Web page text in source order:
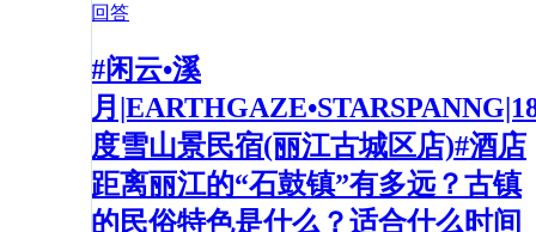
回答
#闲云•溪
月
度雪山景民宿(丽江古城区店)#酒店
距离丽江的“石鼓镇”有多远？古镇
的民俗特色是什么？适合什么时间